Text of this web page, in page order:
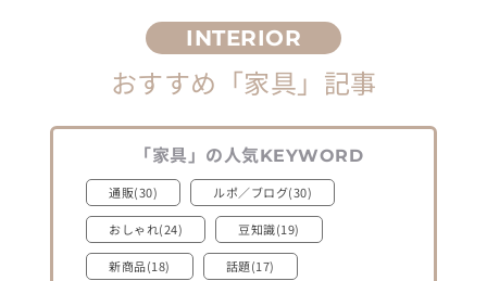
おすすめ 「家具」 記事
「家具」 の人気KEYWORD
通販(30) ルポ／ブログ(30)
おしゃれ(24) 豆知識(19)
新商品(18) 話題(17)